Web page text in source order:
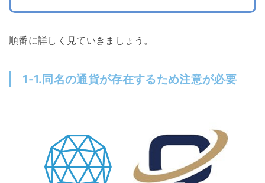
順番に詳しく見ていきましょう。
1-1.同名の通貨が存在するため注意が必要